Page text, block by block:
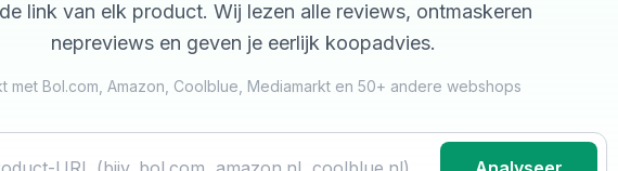
link van elk product. Wij lezen alle reviews, ontmaskeren
nepreviews en geven je eerlijk koopadvies.
met Bol.com, Amazon, Coolblue, Mediamarkt en 50+ andere webshops